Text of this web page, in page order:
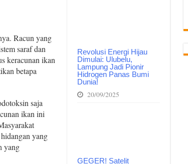
Revolusi Energi Hijau
Dimulai: Ulubelu,
Lampung Jadi Pionir
Hidrogen Panas Bumi
Dunia!
20/09/2025
GEGER! Satelit
Racun yang
saraf dan
keracunan ikan
betapa
saja
ikan ini
yang
yang